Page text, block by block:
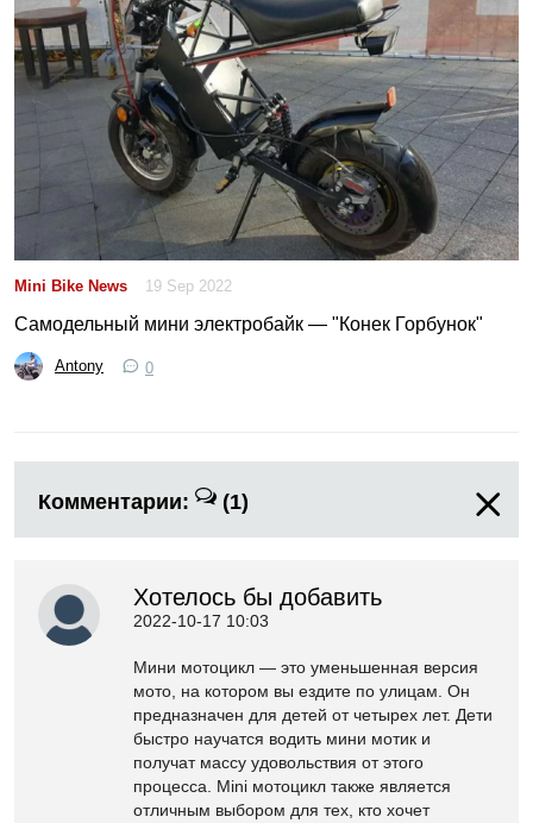
Mini Bike News 19 Sep 2022
Самодельный мини электробайк — "Конек Горбунок"
Antony 0
Комментарии: (1)
Хотелось бы добавить
2022-10-17 10:03
Мини мотоцикл — это уменьшенная версия
мото, на котором вы ездите по улицам. Он
предназначен для детей от четырех лет. Дети
быстро научатся водить мини мотик и
получат массу удовольствия от этого
процесса. Mini мотоцикл также является
отличным выбором для тех, кто хочет